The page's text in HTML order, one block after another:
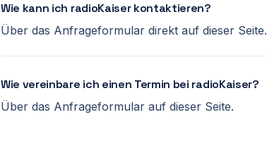
Wie kann ich radioKaiser kontaktieren?
Über das Anfrageformular direkt auf dieser Seite.
Wie vereinbare ich einen Termin bei radioKaiser?
Über das Anfrageformular auf dieser Seite.